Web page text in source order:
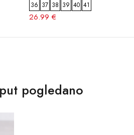
36 37 38 39 40 41
26.99 €
pogledano